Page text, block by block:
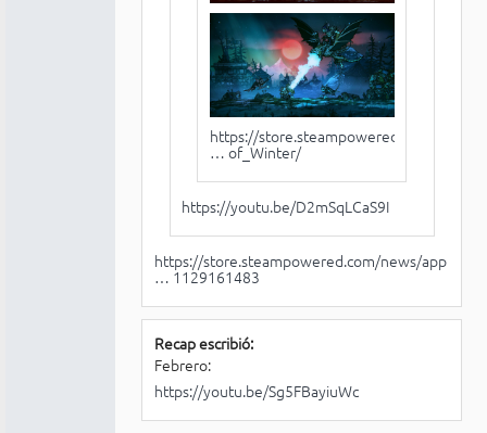
https://store.steampowered.com/app/
… of_Winter/
https://youtu.be/D2mSqLCaS9I
https://store.steampowered.com/news/app
… 1129161483
Recap escribió:
Febrero:
https://youtu.be/Sg5FBayiuWc